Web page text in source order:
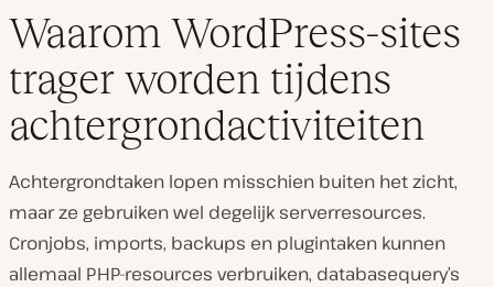
Waarom WordPress-sites
trager worden tijdens
achtergrondactiviteiten
Achtergrondtaken lopen misschien buiten het zicht,
maar ze gebruiken wel degelijk serverresources.
Cronjobs, imports, backups en plugintaken kunnen
allemaal PHP-resources verbruiken, databasequery’s